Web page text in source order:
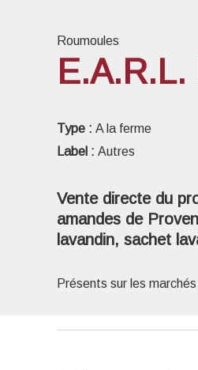
Roumoules
Type : A la ferme
Label : Autres
Vente directe du
amandes de
lavandin, sachet
Présents sur les